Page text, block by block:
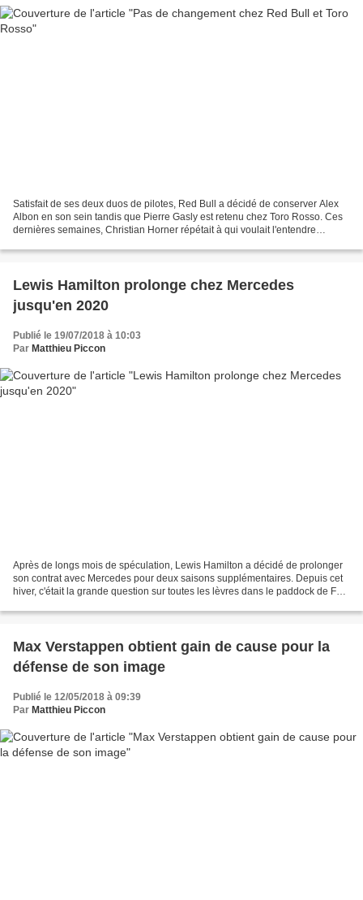
Satisfait de ses deux duos de pilotes, Red Bull a décidé de conserver Alex
Albon en son sein tandis que Pierre Gasly est retenu chez Toro Rosso. Ces
dernières semaines, Christian Horner répétait à qui voulait l'entendre
Lewis Hamilton prolonge chez Mercedes
jusqu'en 2020
Publié le 19/07/2018 à 10:03
Par Matthieu Piccon
Après de longs mois de spéculation, Lewis Hamilton a décidé de prolonger
son contrat avec Mercedes pour deux saisons supplémentaires. Depuis cet
hiver, c'était la grande question sur toutes les lèvres dans le paddock de F1 :
Max Verstappen obtient gain de cause pour la
défense de son image
Publié le 12/05/2018 à 09:39
Par Matthieu Piccon